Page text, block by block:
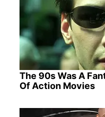
The 90s Was A
Of Action Movies